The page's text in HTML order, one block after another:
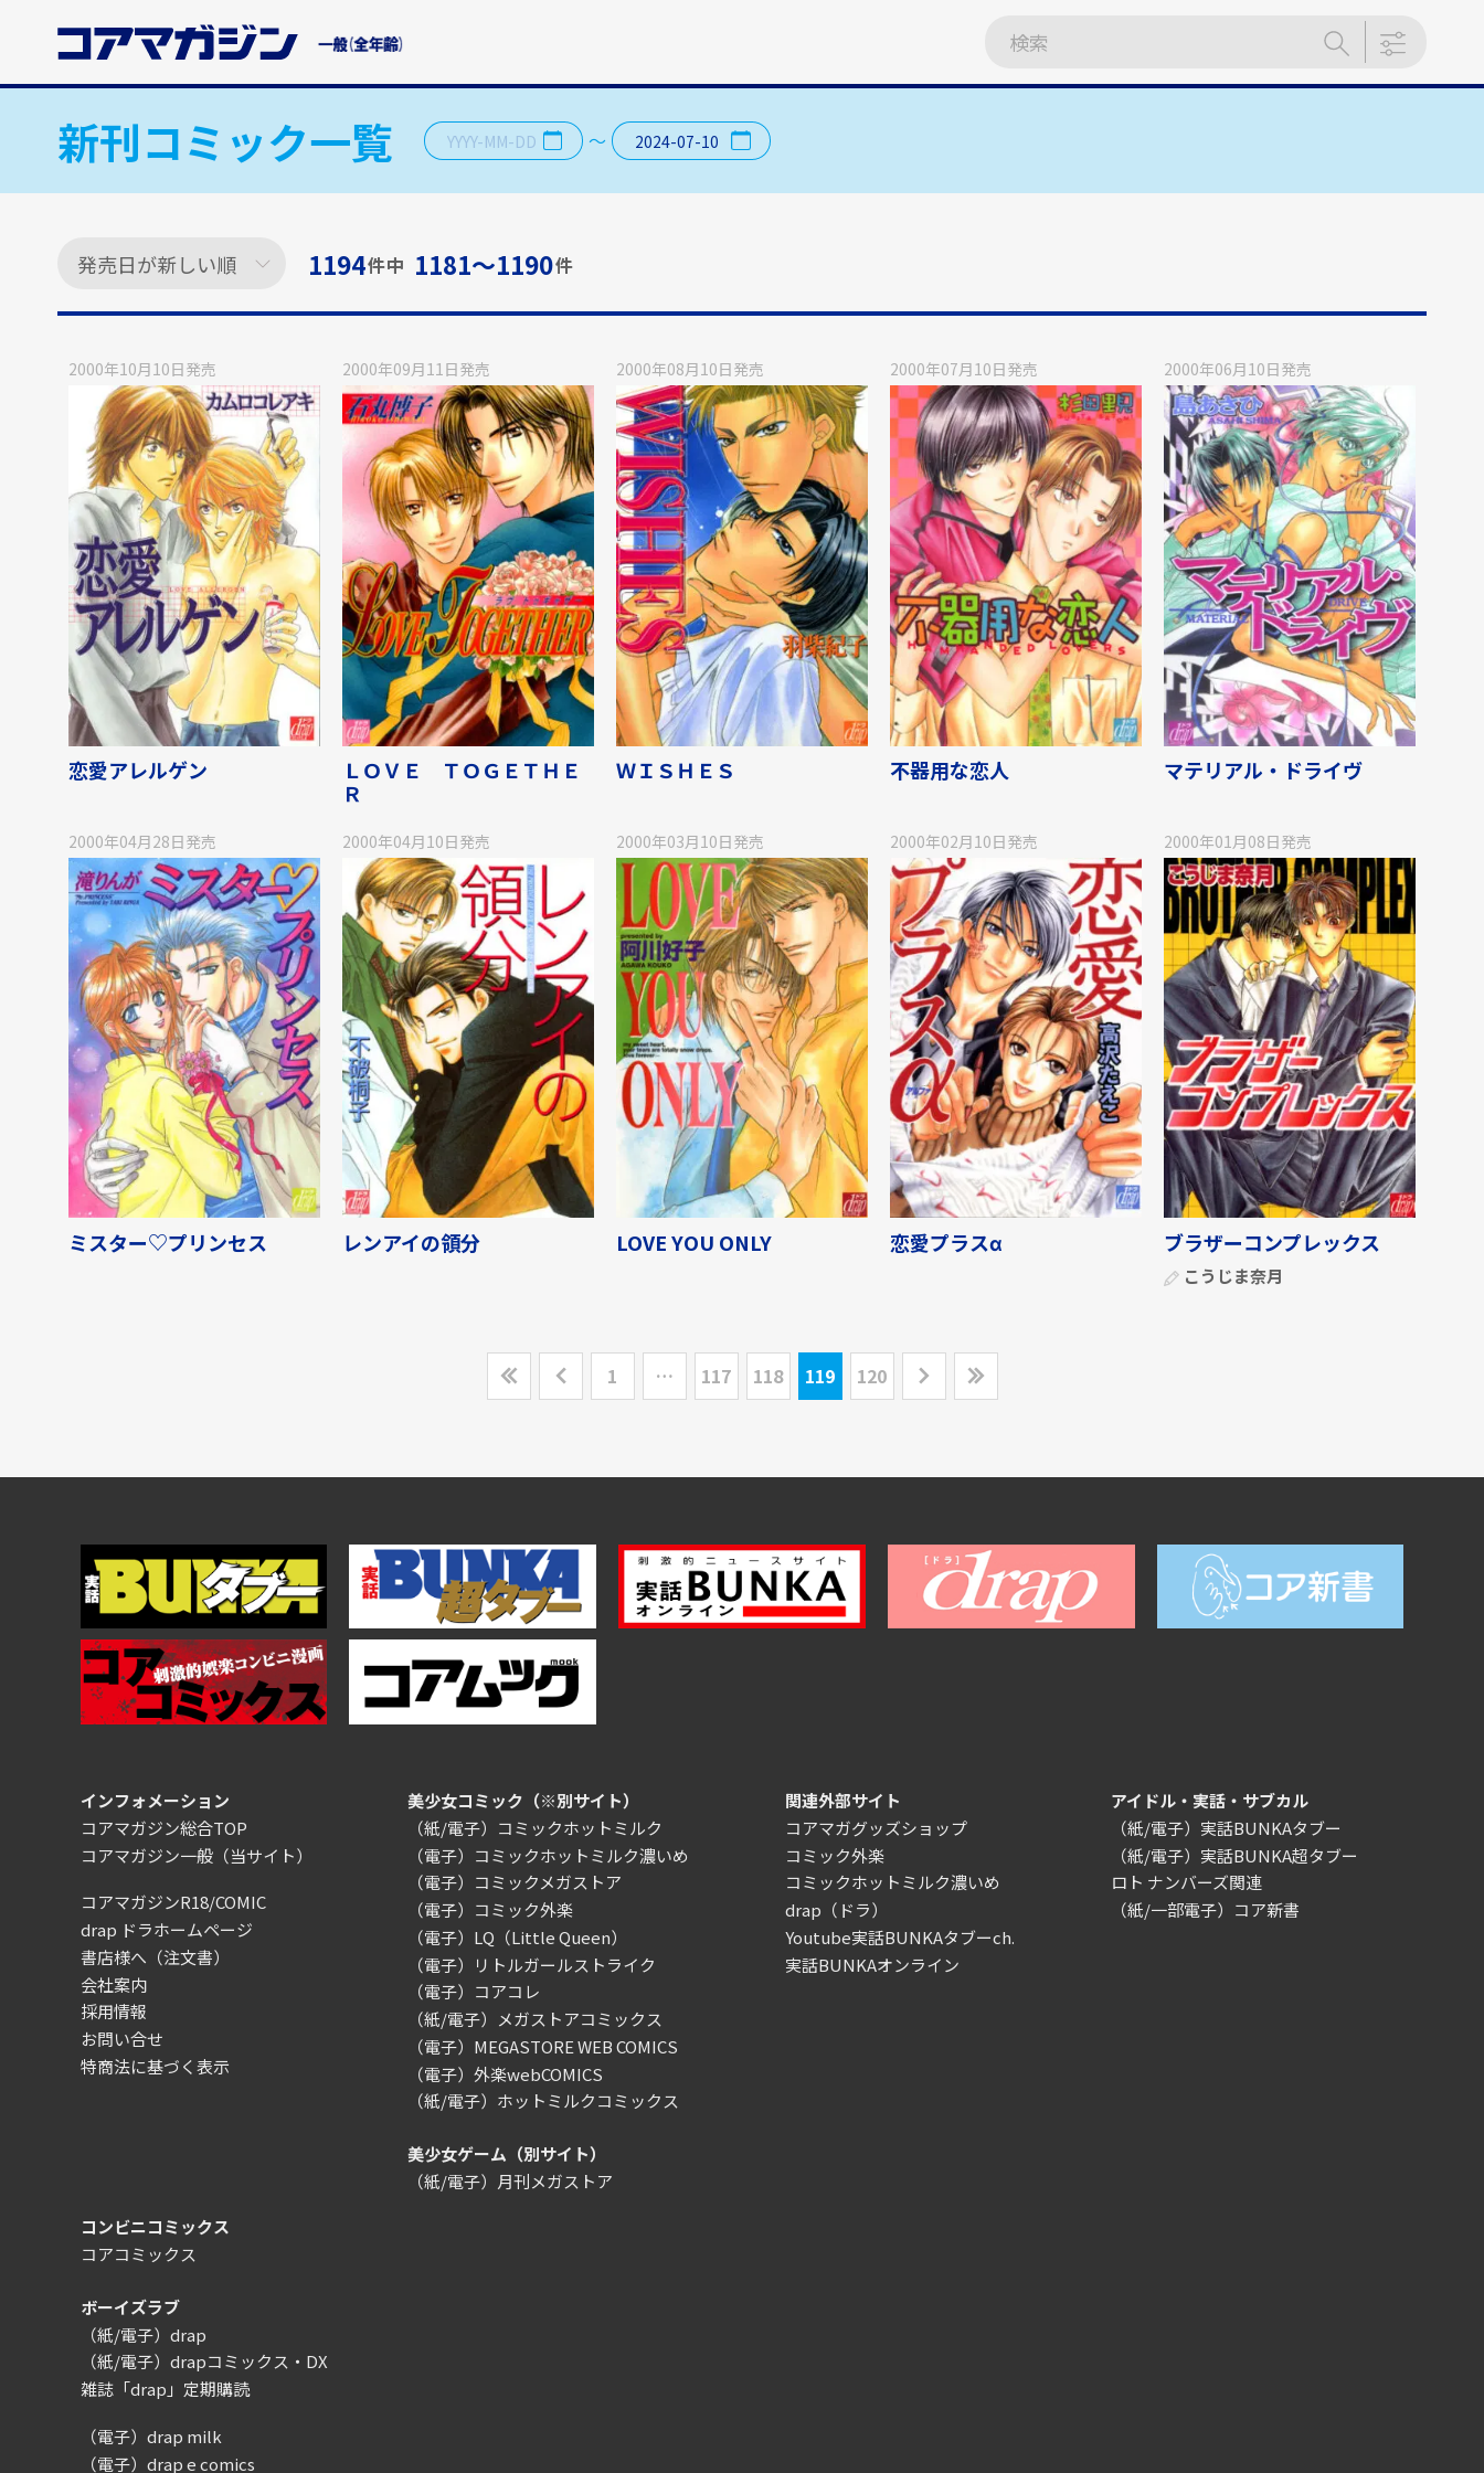
コ
ツ
新刊コミック一覧 日付が選択されていません
〜 2024年7月10日水曜日
1194件中 1181〜1190件
2000年10月10日発売
恋愛アレルゲン
2000年09月11日発売
ＬＯＶＥ ＴＯＧＥＴＨＥ
Ｒ
2000年08月10日発売
ＷＩＳＨＥＳ
2000年07月10日発売
不器用な恋人
2000年06月10日発売
マテリアル・ドライヴ
2000年04月28日発売
ミスター♡プリンセス
2000年04月10日発売
レンアイの領分
2000年03月10日発売
LOVE YOU ONLY
2000年02月10日発売
恋愛プラスα
2000年01月08日発売
ブラザーコンプレックス
こうじま奈月
1 … 117 118 119 120
インフォメーション
コアマガジン総合TOP
コアマガジン一般（当サイト）
コアマガジンR18/COMIC
drap ドラホームページ
書店様へ（注文書）
会社案内
採用情報
お問い合せ
特商法に基づく表示
美少女コミック（※別サイト）
（紙/電子）コミックホットミルク
（電子）コミックホットミルク濃いめ
（電子）コミックメガストア
（電子）コミック外楽
（電子）LQ（Little Queen）
（電子）リトルガールストライク
（電子）コアコレ
（紙/電子）メガストアコミックス
（電子）MEGASTORE WEB COMICS
（電子）外楽webCOMICS
（紙/電子）ホットミルクコミックス
美少女ゲーム（別サイト）
（紙/電子）月刊メガストア
関連外部サイト
コアマガグッズショップ
コミック外楽
コミックホットミルク濃いめ
drap（ドラ）
Youtube実話BUNKAタブーch.
実話BUNKAオンライン
アイドル・実話・サブカル
（紙/電子）実話BUNKAタブー
（紙/電子）実話BUNKA超タブー
ロト ナンバーズ関連
（紙/一部電子）コア新書
コンビニコミックス
コアコミックス
ボーイズラブ
（紙/電子）drap
（紙/電子）drapコミックス・DX
雑誌「drap」定期購読
（電子）drap milk
（電子）drap e comics